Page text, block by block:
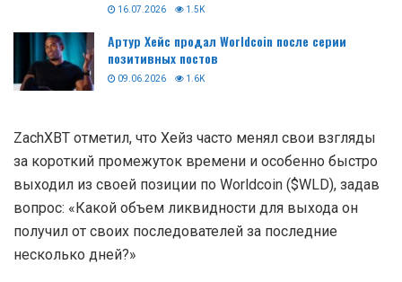
16.07.2026 1.5K
Артур Хейс продал Worldcoin после серии
позитивных постов
09.06.2026 1.6K
ZachXBT отметил, что Хейз часто менял свои взгляды
за короткий промежуток времени и особенно быстро
выходил из своей позиции по Worldcoin ($WLD), задав
вопрос: «Какой объем ликвидности для выхода он
получил от своих последователей за последние
несколько дней?»